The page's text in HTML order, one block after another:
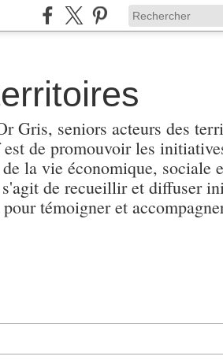
Gris, seniors acteurs des
de promouvoir les
la vie économique, sociale
de recueillir et diffuser
témoigner et